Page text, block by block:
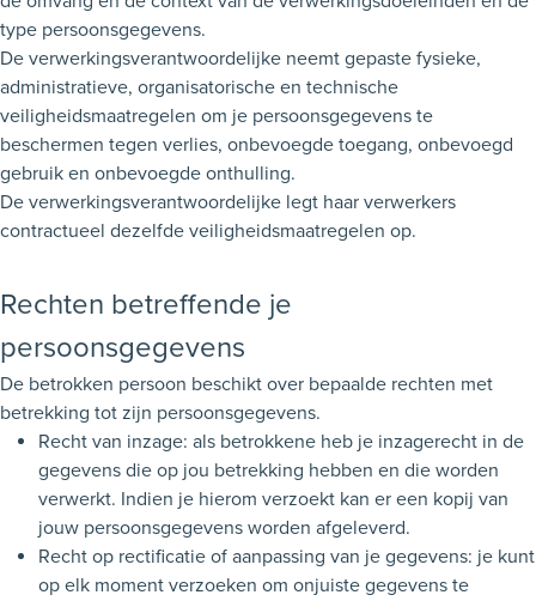
type persoonsgegevens.
De verwerkingsverantwoordelijke neemt gepaste fysieke,
administratieve, organisatorische en technische
veiligheidsmaatregelen om je persoonsgegevens te
beschermen tegen verlies, onbevoegde toegang, onbevoegd
gebruik en onbevoegde onthulling.
De verwerkingsverantwoordelijke legt haar verwerkers
contractueel dezelfde veiligheidsmaatregelen op.
Rechten betreffende je
persoonsgegevens
De betrokken persoon beschikt over bepaalde rechten met
betrekking tot zijn persoonsgegevens.
Recht van inzage: als betrokkene heb je inzagerecht in de
gegevens die op jou betrekking hebben en die worden
verwerkt. Indien je hierom verzoekt kan er een kopij van
jouw persoonsgegevens worden afgeleverd.
Recht op rectificatie of aanpassing van je gegevens: je kunt
op elk moment verzoeken om onjuiste gegevens te